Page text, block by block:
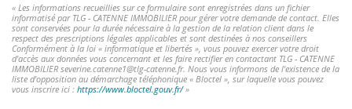
« Les informations recueillies sur ce formulaire sont enregistrées dans un fichier
informatisé par TLG - CATENNE IMMOBILIER pour gérer votre demande de contact. Elles
sont conservées pour la durée nécessaire à la gestion de la relation client dans le
respect des prescriptions légales applicables et sont destinées à nos conseillers
Conformément à la loi « informatique et libertés », vous pouvez exercer votre droit
d'accès aux données vous concernant et les faire rectifier en contactant TLG - CATENNE
IMMOBILIER severine.catenne1@tlg-catenne.fr. Nous vous informons de l'existence de la
liste d'opposition au démarchage téléphonique « Bloctel », sur laquelle vous pouvez
vous inscrire ici : https://www.bloctel.gouv.fr/»